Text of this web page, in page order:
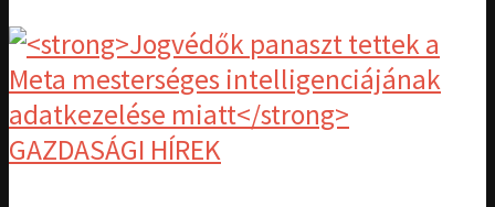
GAZDASÁGI HÍREK